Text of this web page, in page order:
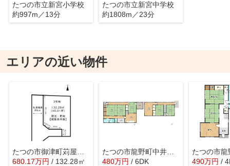
たつの市立新宮小学校
約997m／13分
たつの市立新宮中学校
約1808m／23分
エリアの近い物件
680.17万円 / 132.28㎡
たつの市龍野町中井／中古戸建
480万円 / 6DK 490万円 /